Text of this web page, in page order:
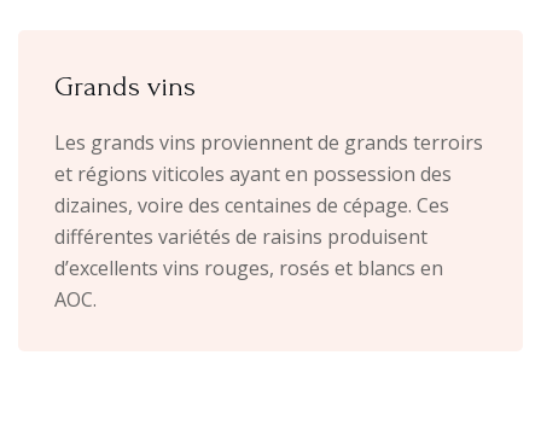
Grands vins
Les grands vins proviennent de grands terroirs
et régions viticoles ayant en possession des
dizaines, voire des centaines de cépage. Ces
différentes variétés de raisins produisent
d’excellents vins rouges, rosés et blancs en
AOC.